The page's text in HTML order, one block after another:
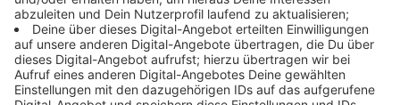
Nächte der vergangenen Jahre zurückgebracht.
Anzeige